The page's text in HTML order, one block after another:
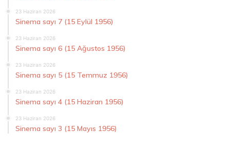
23 Haziran 2026
Sinema sayı 7 (15 Eylül 1956)
23 Haziran 2026
Sinema sayı 6 (15 Ağustos 1956)
23 Haziran 2026
Sinema sayı 5 (15 Temmuz 1956)
23 Haziran 2026
Sinema sayı 4 (15 Haziran 1956)
23 Haziran 2026
Sinema sayı 3 (15 Mayıs 1956)